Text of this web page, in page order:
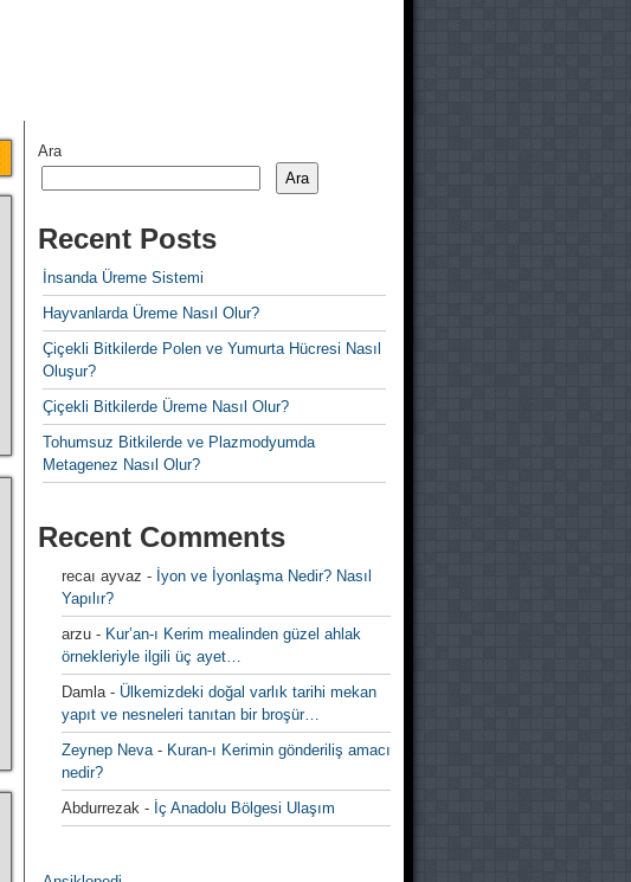
Ara
Ara
Recent Posts
İnsanda Üreme Sistemi
Hayvanlarda Üreme Nasıl Olur?
Çiçekli Bitkilerde Polen ve Yumurta Hücresi Nasıl
Oluşur?
Çiçekli Bitkilerde Üreme Nasıl Olur?
Tohumsuz Bitkilerde ve Plazmodyumda
Metagenez Nasıl Olur?
Recent Comments
recaı ayvaz - İyon ve İyonlaşma Nedir? Nasıl
Yapılır?
arzu - Kur’an-ı Kerim mealinden güzel ahlak
örnekleriyle ilgili üç ayet…
Damla- Ülkemizdeki doğal varlık tarihi mekan
yapıt ve nesneleri tanıtan bir broşür…
Zeynep Neva- Kuran-ı Kerimin gönderiliş amacı
nedir?
Abdurrezak - İç Anadolu Bölgesi Ulaşım